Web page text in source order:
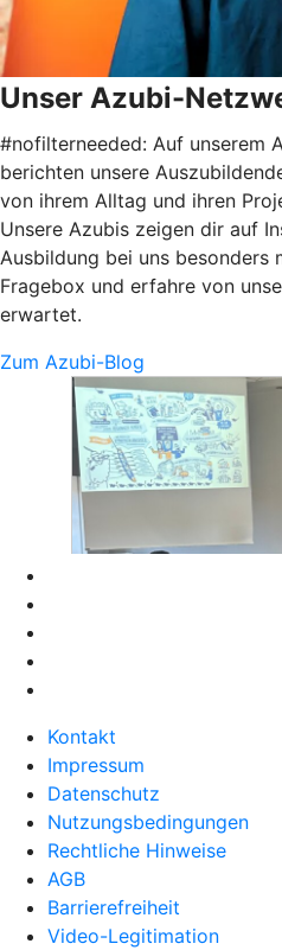
Unser Azubi-
#nofilterneeded: Auf unserem
berichten unsere
von ihrem Alltag und ihren
Unsere Azubis zeigen dir auf
Ausbildung bei uns besonders
Fragebox und erfahre von
erwartet.
Zum Azubi-Blog
Kontakt
Impressum
Datenschutz
Nutzungsbedingungen
Rechtliche Hinweise
AGB
Barrierefreiheit
Video-Legitimation